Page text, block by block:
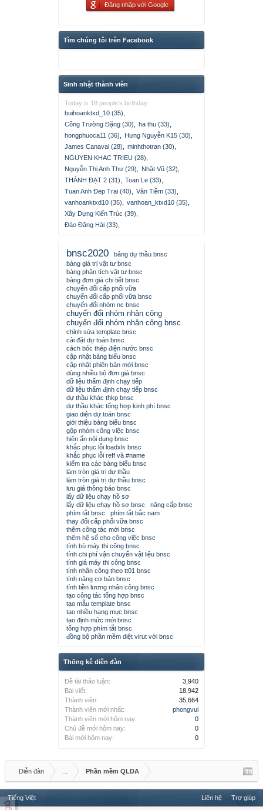
Đăng nhập với Google
Tìm chúng tôi trên Facebook
Sinh nhật thành viên
Today is 18 people's birthday.
buihoanktxd_10 (35)
Công Trường Đặng (30)
ha thu (33)
hongphuoca11 (36)
Hưng Nguyễn K15 (30)
James Canaval (28)
minhthotran (30)
NGUYEN KHAC TRIEU (28)
Nguyễn Thị Anh Thư (29)
Nhật Vũ (32)
THÀNH ĐẠT 2 (31)
Toan Le (33)
Tuan Anh Đep Trai (40)
Văn Tiềm (33)
vanhoanktxd10 (35)
vanhoan_ktxd10 (35)
Xây Dựng Kiến Trúc (39)
Đào Đăng Hải (33)
bnsc2020
bảng dự thầu bnsc
bảng giá trị vật tư bnsc
bảng phân tích vật tư bnsc
bảng đơn giá chi tiết bnsc
chuyển đổi cấp phối vữa
chuyển đổi cấp phối vữa bnsc
chuyển đổi nhóm nc bnsc
chuyển đổi nhóm nhân công
chuyển đổi nhóm nhân công bnsc
chỉnh sửa template bnsc
cài đặt dự toán bnsc
cách bóc thép điện nước bnsc
cập nhật bảng biểu bnsc
cập nhật phiên bản mới bnsc
dùng nhiều bộ đơn giá bnsc
dữ liệu thẩm định chạy tiếp
dữ liệu thẩm định chạy tiếp bnsc
dự thầu khác thkp bnsc
dự thầu khác tổng hợp kinh phí bnsc
giao diện dự toán bnsc
giới thiệu bảng biểu bnsc
gộp nhóm công việc bnsc
hiện ẩn nội dung bnsc
khắc phục lỗi loadxls bnsc
khắc phục lỗi reff và #name
kiểm tra các bảng biểu bnsc
làm tròn giá trị dự thầu
làm tròn giá trị dự thầu bnsc
lưu giá thông báo bnsc
lấy dữ liệu chạy hồ sơ
lấy dữ liệu chạy hồ sơ bnsc
nâng cấp bnsc
phím tắt bnsc
phím tắt bắc nam
thay đổi cấp phối vữa bnsc
thêm công tác mới bnsc
thêm hệ số cho công việc bnsc
tính bù máy thi công bnsc
tính chi phí vận chuyển vật liệu bnsc
tính giá máy thi công bnsc
tính nhân công theo tt01 bnsc
tính năng cơ bản bnsc
tính tiền lương nhân công bnsc
tạo công tác tổng hợp bnsc
tạo mẫu template bnsc
tạo nhiều hạng mục bnsc
tạo định mức mới bnsc
tổng hợp phím tắt bnsc
đồng bộ phần mềm diệt virut với bnsc
Thống kê diễn đàn
Đề tài thảo luận:
3,940
Bài viết:
18,942
Thành viên:
35,664
Thành viên mới nhất:
phongvui
Thành viên mới hôm nay:
0
Chủ đề mới hôm nay:
0
Bài mới hôm nay:
0
Diễn đàn Phần mềm QLDA
Tiếng Việt Liên hệ Trợ giúp